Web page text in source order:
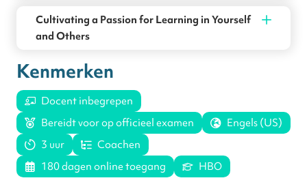
Cultivating a Passion for Learning in Yourself
and Others
Kenmerken
Docent inbegrepen
Bereidt voor op officieel examen
Engels (US)
3 uur
Coachen
180 dagen online toegang
HBO